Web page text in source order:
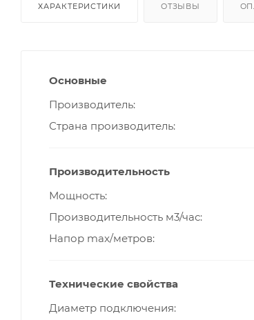
ХАРАКТЕРИСТИКИ ОТЗЫВЫ
Основные
Производитель
Страна производитель
Производительность
Мощность
Производительность м3/час
Напор max/метров
Технические свойства
Диаметр подключения